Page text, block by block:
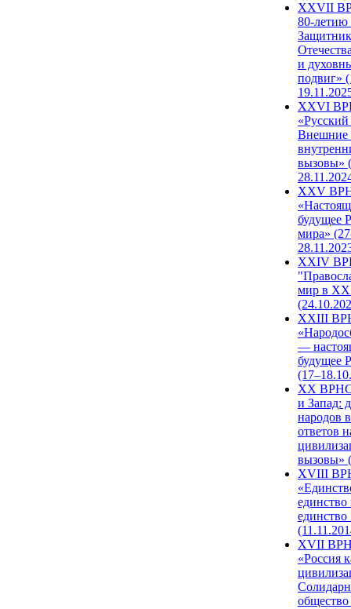
ХХVII
80-
и
подвиг»
XXVI
Внешние
вызовы»
XXV
будущее
мира»
XXIV
мир в
XXIII
—
будущее
XX ВРНС
и Запад:
народов
ответов
вызовы»
XVIII
единство
единство
XVII
«Россия